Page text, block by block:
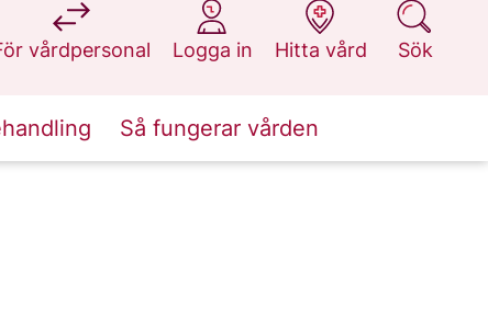
vårdpersonal
på 1177.se
Logga in
på 1177.se
Hitta vård
på 1177.se
Sök
på 1177.se
Så fungerar vården